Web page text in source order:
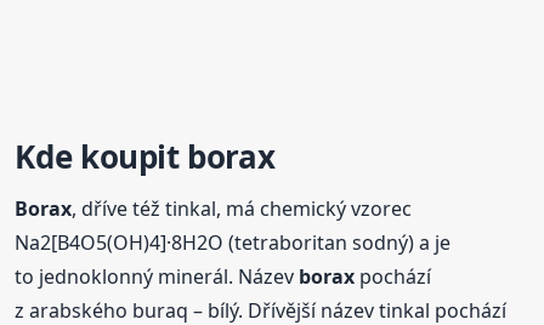
Kde koupit borax
Borax, dříve též tinkal, má chemický vzorec
Na2[B4O5(OH)4]·8H2O (tetraboritan sodný) a je
to jednoklonný minerál. Název borax pochází
z arabského buraq – bílý. Dřívější název tinkal pochází